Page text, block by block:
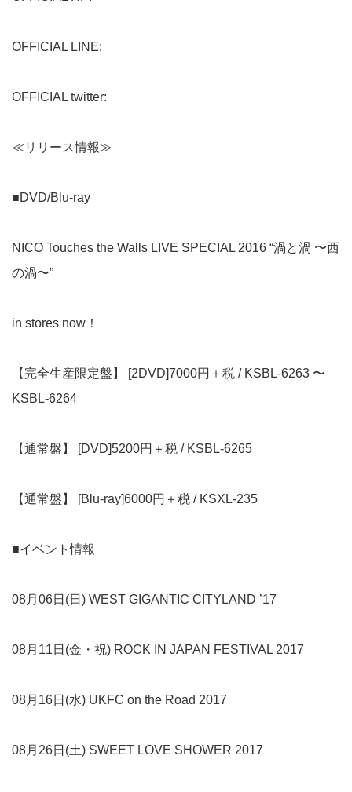
OFFICIAL LINE:
OFFICIAL twitter:
≪リリース情報≫
■DVD/Blu-ray
NICO Touches the Walls LIVE SPECIAL 2016 “渦と渦 〜西
の渦〜”
in stores now！
【完全生産限定盤】 [2DVD]7000円＋税 / KSBL-6263 〜
KSBL-6264
【通常盤】 [DVD]5200円＋税 / KSBL-6265
【通常盤】 [Blu-ray]6000円＋税 / KSXL-235
■イベント情報
08月06日(日) WEST GIGANTIC CITYLAND ’17
08月11日(金・祝) ROCK IN JAPAN FESTIVAL 2017
08月16日(水) UKFC on the Road 2017
08月26日(土) SWEET LOVE SHOWER 2017